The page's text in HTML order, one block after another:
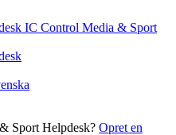
IC Control Media & Sport
Sport Helpdesk? Opret en